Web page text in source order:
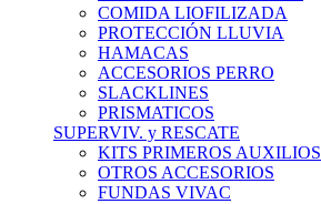
COMIDA LIOFILIZADA
PROTECCIÓN LLUVIA
HAMACAS
ACCESORIOS PERRO
SLACKLINES
PRISMATICOS
SUPERVIV. y RESCATE
KITS PRIMEROS AUXILIOS
OTROS ACCESORIOS
FUNDAS VIVAC